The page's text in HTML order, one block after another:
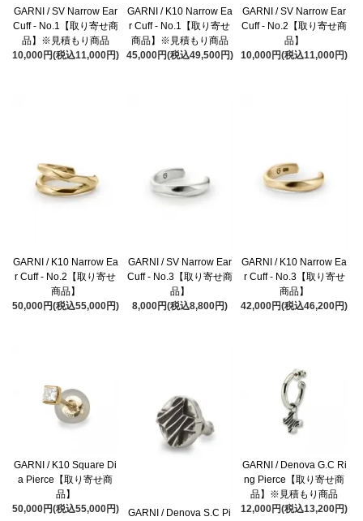
GARNI / SV Narrow Ear
Cuff - No.1【取り寄せ商
品】※見積もり商品
10,000円(税込11,000円)
GARNI / K10 Narrow Ea
r Cuff - No.1【取り寄せ
商品】※見積もり商品
45,000円(税込49,500円)
GARNI / SV Narrow Ear
Cuff - No.2【取り寄せ商
品】
10,000円(税込11,000円)
GARNI / K10 Narrow Ea
r Cuff - No.2【取り寄せ
商品】
50,000円(税込55,000円)
GARNI / SV Narrow Ear
Cuff - No.3【取り寄せ商
品】
8,000円(税込8,800円)
GARNI / K10 Narrow Ea
r Cuff - No.3【取り寄せ
商品】
42,000円(税込46,200円)
GARNI / K10 Square Di
a Pierce【取り寄せ商
品】
50,000円(税込55,000円)
GARNI / Denova S.C Pi
GARNI / Denova G.C Ri
ng Pierce【取り寄せ商
品】※見積もり商品
12,000円(税込13,200円)